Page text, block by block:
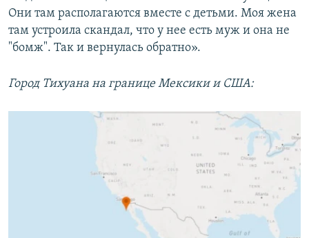
Они там располагаются вместе с детьми. Моя жена
там устроила скандал, что у нее есть муж и она не
"бомж". Так и вернулась обратно».
Город Тихуана на границе Мексики и США: